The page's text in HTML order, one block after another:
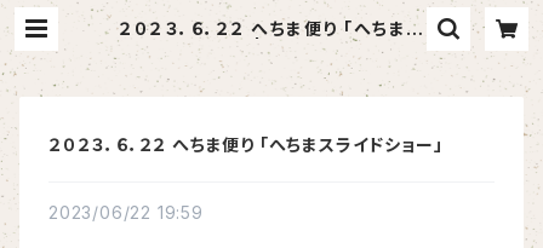
２０２３．６．２２ へちま便り 「へちまス
ライドショー」 | へちま屋さはらん
２０２３．６．２２ へちま便り 「へちまスライドショー」
2023/06/22 19:59